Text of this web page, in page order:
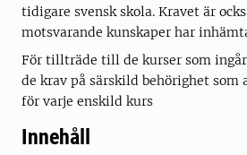
tidigare svensk skola. Kravet är
motsvarande kunskaper har
För tillträde till de kurser som
de krav på särskild behörighet som
för varje enskild kurs
Innehåll